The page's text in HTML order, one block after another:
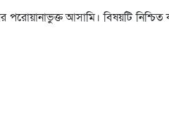
আসামি। বিষয়টি